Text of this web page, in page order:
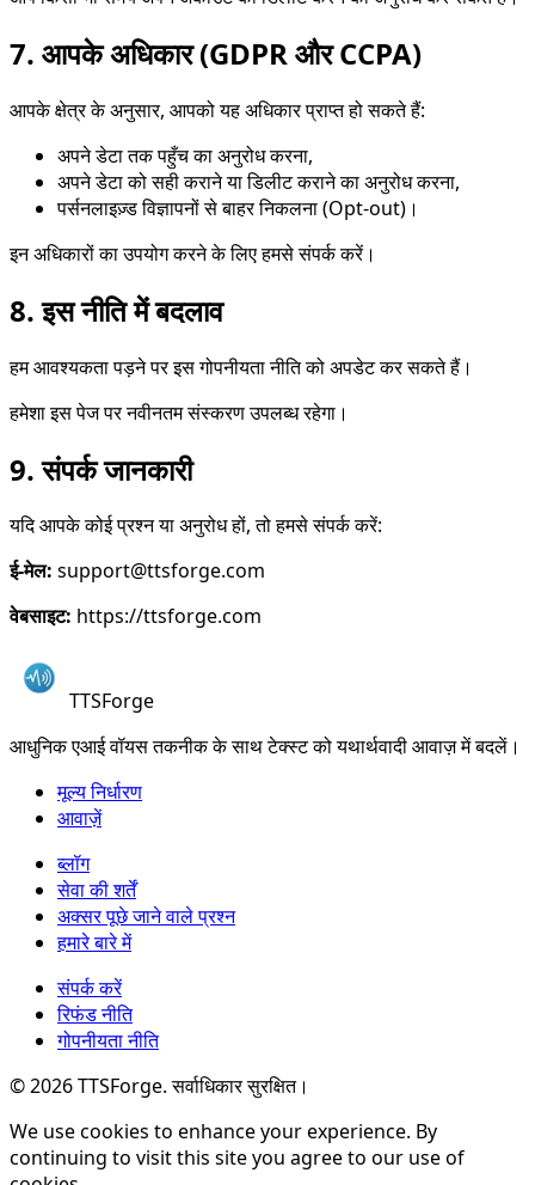
7. आपके अधिकार (GDPR और CCPA)
आपके क्षेत्र के अनुसार, आपको यह अधिकार प्राप्त हो सकते हैं:
अपने डेटा तक पहुँच का अनुरोध करना,
अपने डेटा को सही कराने या डिलीट कराने का अनुरोध करना,
पर्सनलाइज़्ड विज्ञापनों से बाहर निकलना (Opt-out)।
इन अधिकारों का उपयोग करने के लिए हमसे संपर्क करें।
8. इस नीति में बदलाव
हम आवश्यकता पड़ने पर इस गोपनीयता नीति को अपडेट कर सकते हैं।
हमेशा इस पेज पर नवीनतम संस्करण उपलब्ध रहेगा।
9. संपर्क जानकारी
यदि आपके कोई प्रश्न या अनुरोध हों, तो हमसे संपर्क करें:
ई-मेल: support@ttsforge.com
वेबसाइट: https://ttsforge.com
TTSForge
आधुनिक एआई वॉयस तकनीक के साथ टेक्स्ट को यथार्थवादी आवाज़ में बदलें।
मूल्य निर्धारण
आवाज़ें
ब्लॉग
सेवा की शर्तें
अक्सर पूछे जाने वाले प्रश्न
हमारे बारे में
संपर्क करें
रिफंड नीति
गोपनीयता नीति
©2026TTSForge. सर्वाधिकार सुरक्षित।
We use cookies to enhance your experience. By
continuing to visit this site you agree to our use of